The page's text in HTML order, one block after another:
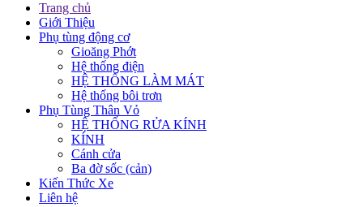
Trang chủ
Giới Thiệu
Phụ tùng động cơ
Gioăng Phớt
Hệ thống điện
HỆ THỐNG LÀM MÁT
Hệ thống bôi trơn
Phụ Tùng Thân Vỏ
HỆ THỐNG RỬA KÍNH
KÍNH
Cánh cửa
Ba đờ sốc (cản)
Kiến Thức Xe
Liên hệ